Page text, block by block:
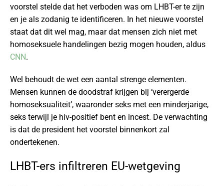
voorstel stelde dat het verboden was om LHBT-er te zijn
en je als zodanig te identificeren. In het nieuwe voorstel
staat dat dit wel mag, maar dat mensen zich niet met
homoseksuele handelingen bezig mogen houden, aldus
CNN.
Wel behoudt de wet een aantal strenge elementen.
Mensen kunnen de doodstraf krijgen bij ‘verergerde
homoseksualiteit’, waaronder seks met een minderjarige,
seks terwijl je hiv-positief bent en incest. De verwachting
is dat de president het voorstel binnenkort zal
ondertekenen.
LHBT-ers infiltreren EU-wetgeving